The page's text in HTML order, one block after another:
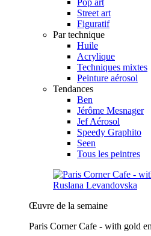
Street art
Figuratif
Par technique
Huile
Acrylique
Techniques mixtes
Peinture aérosol
Tendances
Ben
Jérôme Mesnager
Jef Aérosol
Speedy Graphito
Seen
Tous les peintres
Œuvre de la semaine
Paris Corner Cafe - with gold